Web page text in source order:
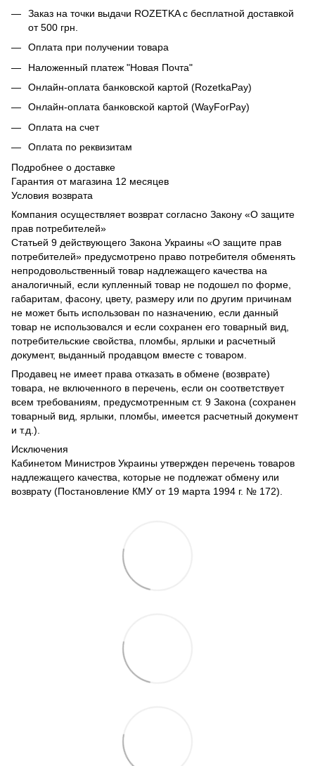
Заказ на точки выдачи ROZETKA с бесплатной доставкой
от 500 грн.
Оплата при получении товара
Наложенный платеж "Новая Почта"
Онлайн-оплата банковской картой (RozetkaPay)
Онлайн-оплата банковской картой (WayForPay)
Оплата на счет
Оплата по реквизитам
Подробнее о доставке
Гарантия от магазина 12 месяцев
Условия возврата
Компания осуществляет возврат согласно Закону «О защите
прав потребителей»
Статьей 9 действующего Закона Украины «О защите прав
потребителей» предусмотрено право потребителя обменять
непродовольственный товар надлежащего качества на
аналогичный, если купленный товар не подошел по форме,
габаритам, фасону, цвету, размеру или по другим причинам
не может быть использован по назначению, если данный
товар не использовался и если сохранен его товарный вид,
потребительские свойства, пломбы, ярлыки и расчетный
документ, выданный продавцом вместе с товаром.
Продавец не имеет права отказать в обмене (возврате)
товара, не включенного в перечень, если он соответствует
всем требованиям, предусмотренным ст. 9 Закона (сохранен
товарный вид, ярлыки, пломбы, имеется расчетный документ
и т.д.).
Исключения
Кабинетом Министров Украины утвержден перечень товаров
надлежащего качества, которые не подлежат обмену или
возврату (Постановление КМУ от 19 марта 1994 г. № 172).